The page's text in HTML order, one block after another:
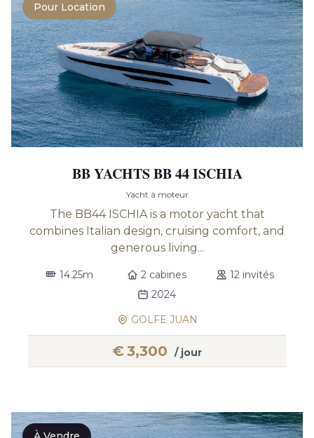
Pour Location
BB YACHTS BB 44 ISCHIA
Yacht à moteur
The BB44 ISCHIA is a motor yacht that
combines Italian design, cruising comfort, and
generous living...
14.25m 2 cabines
12 invités
2024
GOLFE JUAN
€3,300 / jour